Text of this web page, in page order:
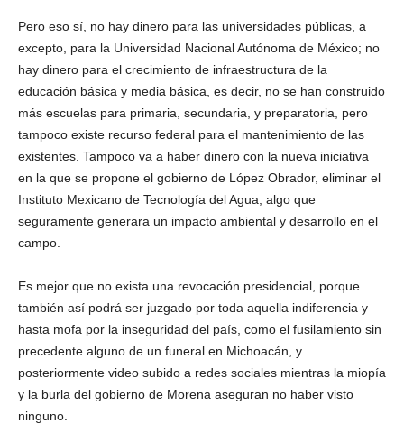
Pero eso sí, no hay dinero para las universidades públicas, a
excepto, para la Universidad Nacional Autónoma de México; no
hay dinero para el crecimiento de infraestructura de la
educación básica y media básica, es decir, no se han construido
más escuelas para primaria, secundaria, y preparatoria, pero
tampoco existe recurso federal para el mantenimiento de las
existentes. Tampoco va a haber dinero con la nueva iniciativa
en la que se propone el gobierno de López Obrador, eliminar el
Instituto Mexicano de Tecnología del Agua, algo que
seguramente generara un impacto ambiental y desarrollo en el
campo.
Es mejor que no exista una revocación presidencial, porque
también así podrá ser juzgado por toda aquella indiferencia y
hasta mofa por la inseguridad del país, como el fusilamiento sin
precedente alguno de un funeral en Michoacán, y
posteriormente video subido a redes sociales mientras la miopía
y la burla del gobierno de Morena aseguran no haber visto
ninguno.